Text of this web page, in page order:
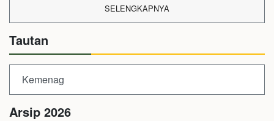
SELENGKAPNYA
Tautan
Kemenag
Arsip 2026